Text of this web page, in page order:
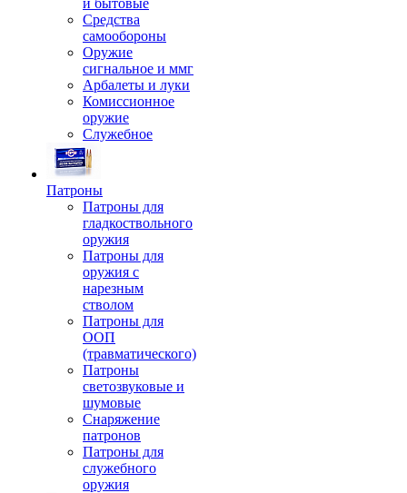
и бытовые
Средства
самообороны
Оружие
сигнальное и ммг
Арбалеты и луки
Комиссионное
оружие
Служебное
Патроны
Патроны для
гладкоствольного
оружия
Патроны для
оружия с
нарезным
стволом
Патроны для
ООП
(травматического)
Патроны
светозвуковые и
шумовые
Снаряжение
патронов
Патроны для
служебного
оружия